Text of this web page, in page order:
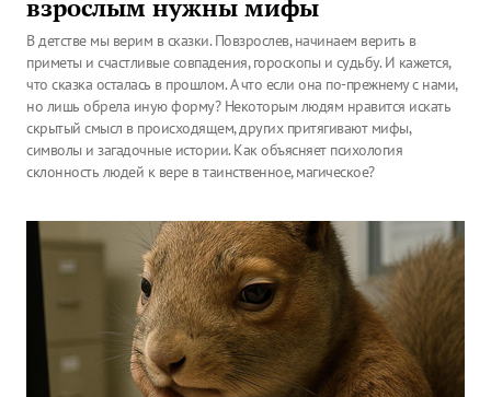
взрослым нужны мифы
В детстве мы верим в сказки. Повзрослев, начинаем верить в
приметы и счастливые совпадения, гороскопы и судьбу. И кажется,
что сказка осталась в прошлом. А что если она по-прежнему с нами,
но лишь обрела иную форму? Некоторым людям нравится искать
скрытый смысл в происходящем, других притягивают мифы,
символы и загадочные истории. Как объясняет психология
склонность людей к вере в таинственное, магическое?